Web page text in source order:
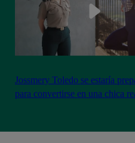
Jossmery Toledo se estaría
para convertirse en una chica